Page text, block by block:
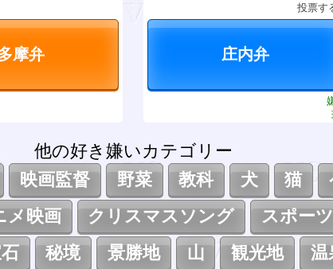
投票す
他の好き嫌いカテゴリー
映画監督 野菜 教科 犬 猫
メ映画 クリスマスソング スポーツ
秘境 景勝地 山 観光地 温